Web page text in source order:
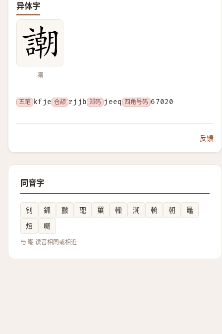
异体字
謿
五笔 kfje 仓颉 rjjb 郑码 jeeq 四角号码 67020
反馈
同音字
钊 釽 皽 巶 罺 轈 潮 輈 朝
鼂
炤
啁
与 嘲 读音相同或相近